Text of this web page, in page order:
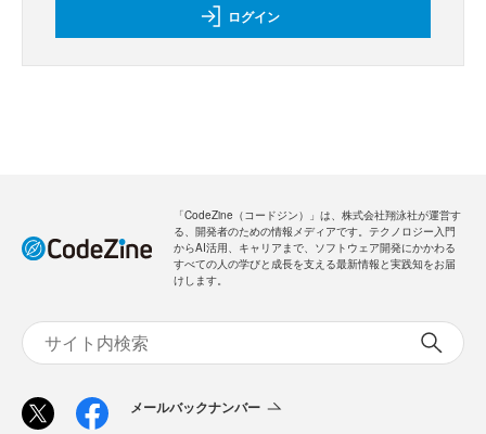
ログイン
「CodeZine（コードジン）」は、株式会社翔泳社が運営す
る、開発者のための情報メディアです。テクノロジー入門
からAI活用、キャリアまで、ソフトウェア開発にかかわる
すべての人の学びと成長を支える最新情報と実践知をお届
けします。
メールバックナンバー